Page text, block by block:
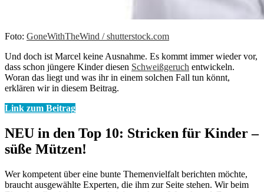
Foto: GoneWithTheWind / shutterstock.com
Und doch ist Marcel keine Ausnahme. Es kommt immer wieder vor,
dass schon jüngere Kinder diesen Schweißgeruch entwickeln.
Woran das liegt und was ihr in einem solchen Fall tun könnt,
erklären wir in diesem Beitrag.
Link zum Beitrag
NEU in den Top 10: Stricken für Kinder –
süße Mützen!
Wer kompetent über eine bunte Themenvielfalt berichten möchte,
braucht ausgewählte Experten, die ihm zur Seite stehen. Wir beim